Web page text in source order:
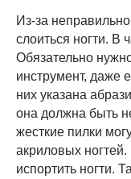
Из-за
слоиться ногти. В
Обязательно
инструмент, даже
них указана
она должна быть
жесткие пилки
акриловых
испортить ногти.